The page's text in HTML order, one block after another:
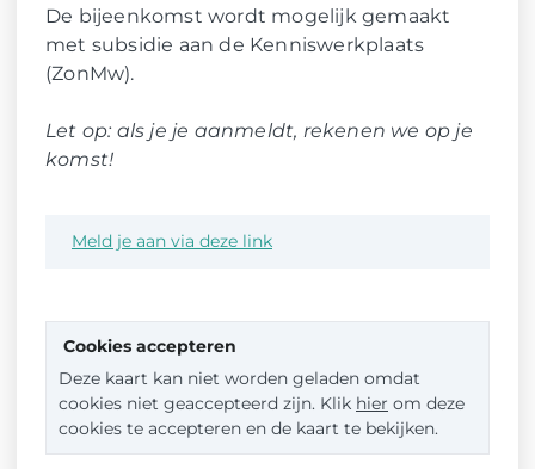
De bijeenkomst wordt mogelijk gemaakt
met subsidie aan de Kenniswerkplaats
(ZonMw).
Let op: als je je aanmeldt, rekenen we op je
komst!
Meld je aan via deze link
Cookies accepteren
Deze kaart kan niet worden geladen omdat
cookies niet geaccepteerd zijn. Klik hier om deze
cookies te accepteren en de kaart te bekijken.